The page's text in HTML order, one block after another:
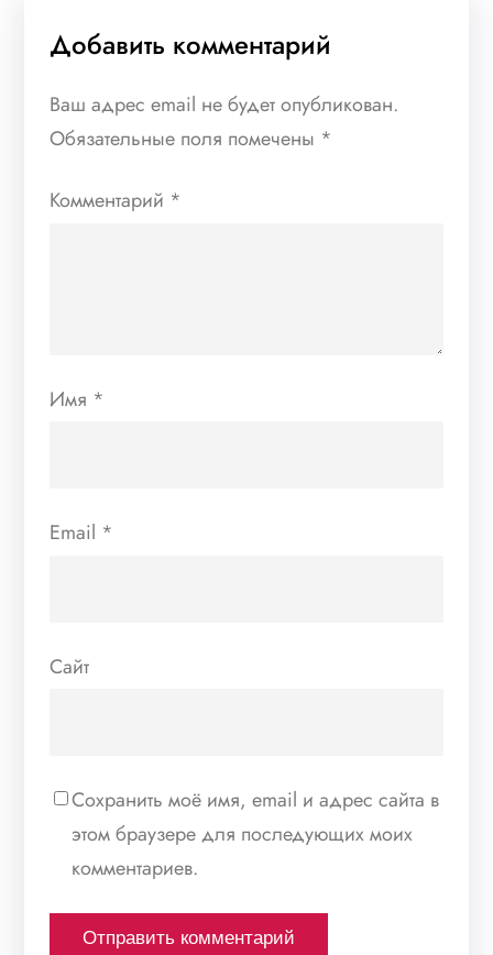
Добавить комментарий
Ваш адрес email не будет опубликован.
Обязательные поля помечены *
Комментарий *
Имя *
Email *
Сайт
Сохранить моё имя, email и адрес сайта в
этом браузере для последующих моих
комментариев.